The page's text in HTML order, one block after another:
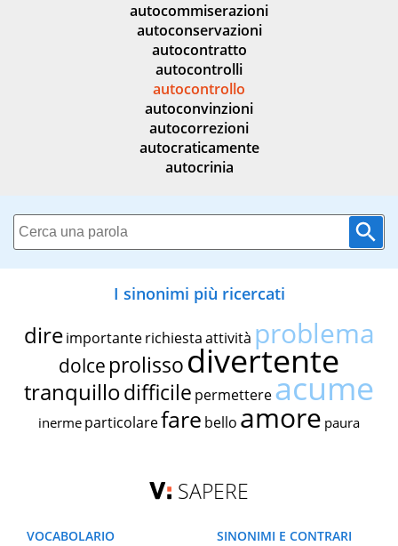
autocommiserazioni
autoconservazioni
autocontratto
autocontrolli
autocontrollo
autoconvinzioni
autocorrezioni
autocraticamente
autocrinia
I sinonimi più ricercati
dire importante richiestaattività problema
dolce prolissodivertente
tranquillodifficile permettereacume
inerme particolarefare bello amore paura
SAPERE
VOCABOLARIO
SINONIMI E CONTRARI